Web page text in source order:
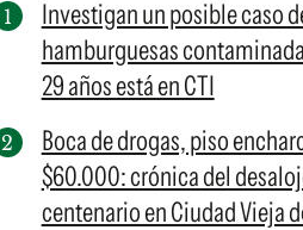
Investigan un posible caso
hamburguesas
29 años está en CTI
Boca de drogas, piso
$60.000: crónica del
centenario en Ciudad Vieja